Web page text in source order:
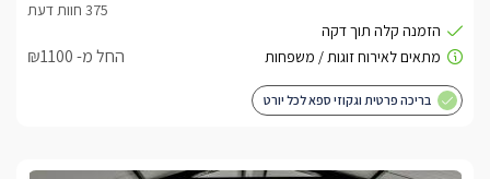
החל מ- ₪1100
בריכה פרטית וגקוזי ספא לכל יורט